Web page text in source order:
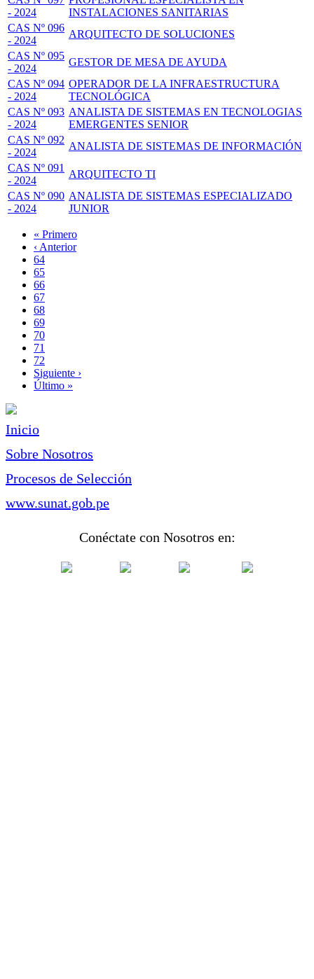
- 2024
INSTALACIONES SANITARIAS
CAS Nº 096
- 2024
ARQUITECTO DE SOLUCIONES
CAS Nº 095
- 2024
GESTOR DE MESA DE AYUDA
CAS Nº 094
- 2024
OPERADOR DE LA INFRAESTRUCTURA
TECNOLÓGICA
CAS Nº 093
- 2024
ANALISTA DE SISTEMAS EN TECNOLOGIAS
EMERGENTES SENIOR
CAS Nº 092
- 2024
ANALISTA DE SISTEMAS DE INFORMACIÓN
CAS Nº 091
- 2024
ARQUITECTO TI
CAS Nº 090
- 2024
ANALISTA DE SISTEMAS ESPECIALIZADO
JUNIOR
Paginación
Primera
página
« Primero
Página
anterior
‹ Anterior
Page
64
Page
65
Page
66
Page
67
Página
actual
68
Page
69
Page
70
Page
71
Page
72
Siguiente
página
Siguiente ›
Última
Último »
Inicio
Sobre Nosotros
Procesos de Selección
www.sunat.gob.pe
Conéctate con Nosotros en: